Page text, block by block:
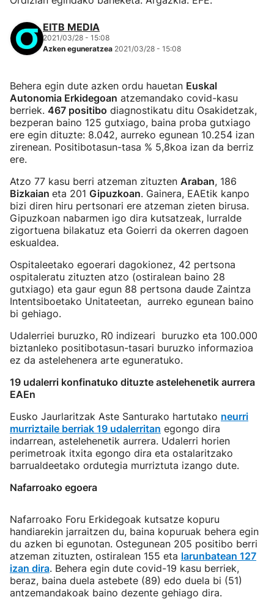
EITB MEDIA
2021/03/28 - 15:08
Azken eguneratzea 2021/03/28 - 15:08
Behera egin dute azken ordu hauetan Euskal
Autonomia Erkidegoan atzemandako covid-kasu
berriek. 467 positibo diagnostikatu ditu Osakidetzak,
bezperan baino 125 gutxiago, baina proba gutxiago
ere egin dituzte: 8.042, aurreko egunean 10.254 izan
zirenean. Positibotasun-tasa % 5,8koa izan da berriz
ere.
Atzo 77 kasu berri atzeman zituzten Araban, 186
Bizkaian eta 201 Gipuzkoan. Gainera, EAEtik kanpo
bizi diren hiru pertsonari ere atzeman zieten birusa.
Gipuzkoan nabarmen igo dira kutsatzeak, lurralde
zigortuena bilakatuz eta Goierri da okerren dagoen
eskualdea.
Ospitaleetako egoerari dagokionez, 42 pertsona
ospitaleratu zituzten atzo (ostiralean baino 28
gutxiago) eta gaur egun 88 pertsona daude Zaintza
Intentsiboetako Unitateetan, aurreko egunean baino
bi gehiago.
Udalerriei buruzko, R0 indizeari buruzko eta 100.000
biztanleko positibotasun-tasari buruzko informazioa
ez da astelehenera arte eguneratuko.
19 udalerri konfinatuko dituzte astelehenetik aurrera
EAEn
Eusko Jaurlaritzak Aste Santurako hartutako neurri
murriztaile berriak 19 udalerritan egongo dira
indarrean, astelehenetik aurrera. Udalerri horien
perimetroak itxita egongo dira eta ostalaritzako
barrualdeetako ordutegia murriztuta izango dute.
Nafarroako egoera
Nafarroako Foru Erkidegoak kutsatze kopuru
handiarekin jarraitzen du, baina kopuruak behera egin
du azken bi egunotan. Ostegunean 205 positibo berri
atzeman zituzten, ostiralean 155 eta larunbatean 127
izan dira. Behera egin dute covid-19 kasu berriek,
beraz, baina duela astebete (89) edo duela bi (51)
antzemandakoak baino dezente gehiago dira.